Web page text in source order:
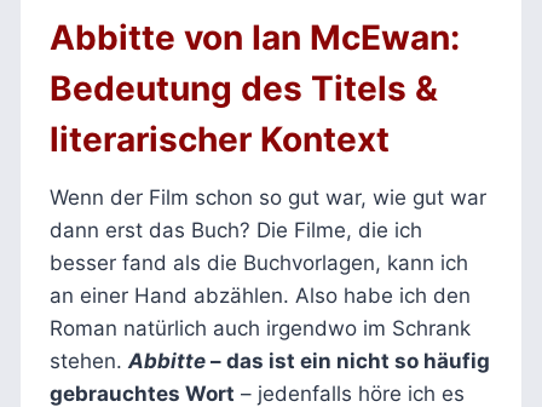
Abbitte von Ian McEwan:
Bedeutung des Titels &
literarischer Kontext
Wenn der Film schon so gut war, wie gut war
dann erst das Buch? Die Filme, die ich
besser fand als die Buchvorlagen, kann ich
an einer Hand abzählen. Also habe ich den
Roman natürlich auch irgendwo im Schrank
stehen. Abbitte– das ist ein nicht so häufig
gebrauchtes Wort – jedenfalls höre ich es